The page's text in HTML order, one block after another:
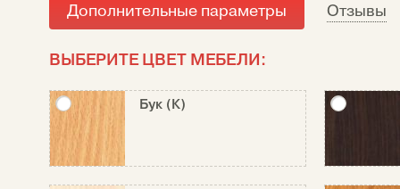
Дополнительные параметры Отзывы
ВЫБЕРИТЕ ЦВЕТ МЕБЕЛИ:
Бук (К)